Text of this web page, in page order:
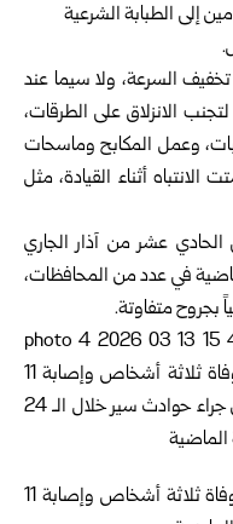
إلى الطبابة الشرعية
السرعة، ولا سيما عند
الانزلاق على الطرقات،
وعمل المكابح وماسحات
الانتباه أثناء القيادة، مثل
عشر من آذار الجاري
الـ 24 ساعة الماضية في عدد من المحافظات،